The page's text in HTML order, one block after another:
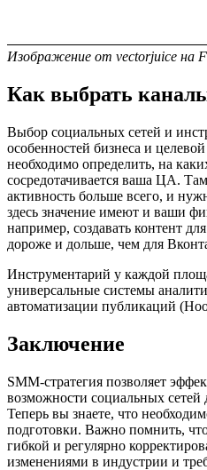
Изображение от vectorjuice на
Как выбрать
Выбор социальных сетей и
особенностей бизнеса и
необходимо определить, на
сосредотачивается ваша ЦА.
активность больше всего, и
здесь значение имеют и ваши
например, создавать контент
дороже и дольше, чем для
Инструментарий у каждой
универсальные системы
автоматизации публикаций
Заключение
SMM-стратегия позволяет
возможности социальных сетей
Теперь вы знаете, что
подготовки. Важно помнить,
гибкой и регулярно
изменениями в индустрии и